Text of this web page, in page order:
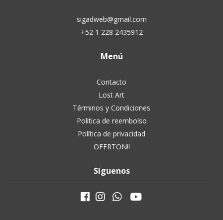
sigadweb@gmail.com
+52 1 228 2435912
Menú
Contacto
Lost Art
Términos y Condiciones
Politica de reembolso
Política de privacidad
OFERTON!!
Síguenos